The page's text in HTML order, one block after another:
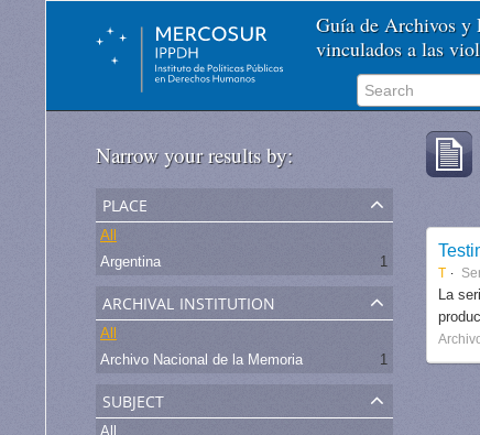
Guía de Archivos y
vinculados a las
Narrow your results by:
place
All
Argentina
1
archival institution
All
Archivo Nacional de la Memoria
1
subject
All
T
La